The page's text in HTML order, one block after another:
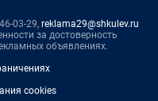
03-29, reklama29@shkulev.ru
за достоверность
объявлениях.
cookies